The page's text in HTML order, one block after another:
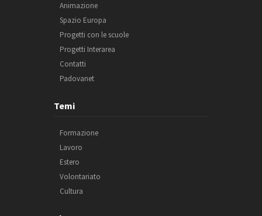
Animazione
Spazio Europa
Progetti con le scuole
Progetti Interarea
Contatti
Padovanet
Temi
Formazione
Lavoro
Estero
Volontariato
Cultura